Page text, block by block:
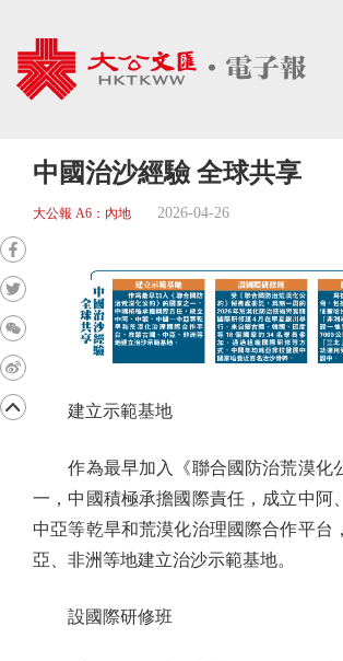
中國治沙經驗 全球共享
大公報 A6：內地 2026-04-26
建立示範基地
作為最早加入《聯合國防治荒漠化
一，中國積極承擔國際責任，成立中
中亞等乾旱和荒漠化治理國際合作平台
亞、非洲等地建立治沙示範基地。
設國際研修班